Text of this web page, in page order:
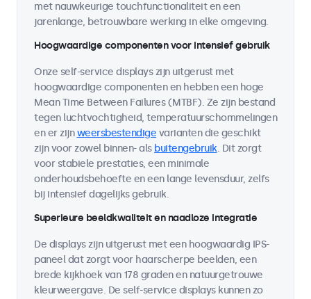
met nauwkeurige touchfunctionaliteit en een
jarenlange, betrouwbare werking in elke omgeving.
Hoogwaardige componenten voor intensief gebruik
Onze self-service displays zijn uitgerust met
hoogwaardige componenten en hebben een hoge
Mean Time Between Failures (MTBF). Ze zijn bestand
tegen luchtvochtigheid, temperatuurschommelingen
en er zijnweersbestendige varianten die geschikt
zijn voor zowel binnen- als buitengebruik. Dit zorgt
voor stabiele prestaties, een minimale
onderhoudsbehoefte en een lange levensduur, zelfs
bij intensief dagelijks gebruik.
Superieure beeldkwaliteit en naadloze integratie
De displays zijn uitgerust met een hoogwaardig IPS-
paneel dat zorgt voor haarscherpe beelden, een
brede kijkhoek van 178 graden en natuurgetrouwe
kleurweergave. De self-service displays kunnen zo